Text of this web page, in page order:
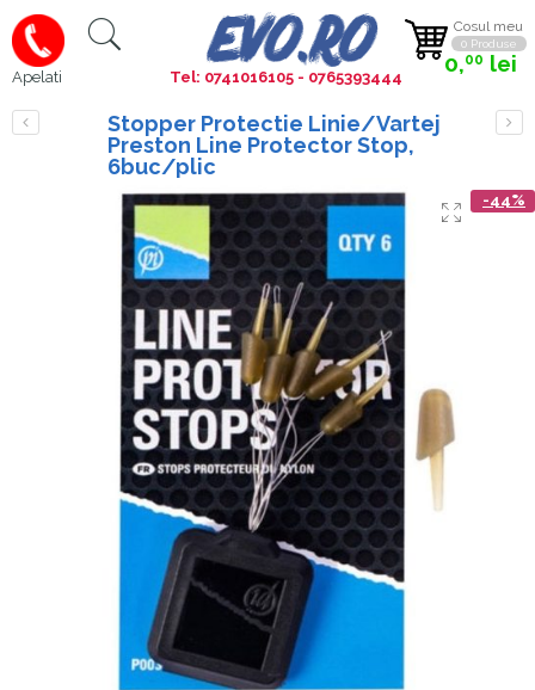
Apelati
Cosul meu
0 Produse
0,00 lei
Tel: 0741016105 - 0765393444
Stopper Protectie Linie/Vartej
Preston Line Protector Stop,
6buc/plic
-44%